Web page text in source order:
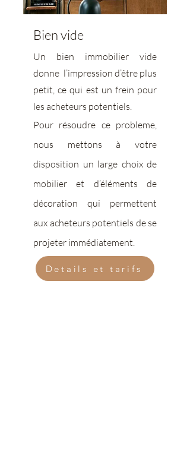
Bien vide
Un bien immobilier vide
donne l’impression d’être plus
petit, ce qui est un frein pour
les acheteurs potentiels.
Pour résoudre ce probleme,
nous mettons à votre
disposition un large choix de
mobilier et d’éléments de
décoration qui permettent
aux acheteurs potentiels de se
projeter immédiatement.
Details et tarifs